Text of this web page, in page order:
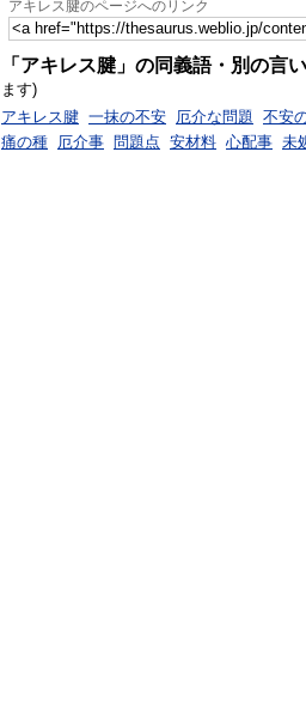
アキレス腱のページへのリンク
「アキレス腱」の同義語・別の言
ます)
アキレス腱 一抹の不安 厄介な問題 不安
痛の種 厄介事 問題点 安材料 心配事 未